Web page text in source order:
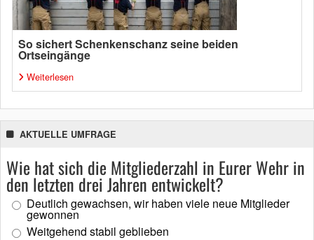
So sichert Schenkenschanz seine beiden
Ortseingänge
Weiterlesen
AKTUELLE UMFRAGE
Wie hat sich die Mitgliederzahl in Eurer Wehr in
den letzten drei Jahren entwickelt?
Deutlich gewachsen, wir haben viele neue Mitglieder
gewonnen
Weitgehend stabil geblieben